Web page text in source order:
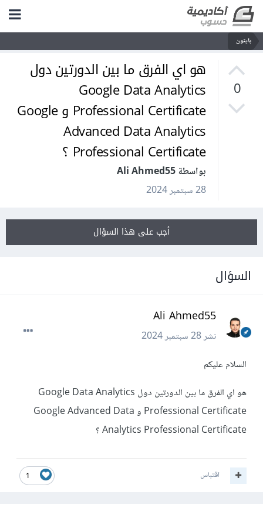
بايثون
0
هو اي الفرق ما بين الدورتين دول
Google Data Analytics
Professional Certificate و Google
Advanced Data Analytics
Professional Certificate ؟
بواسطة Ali Ahmed55
28 سبتمبر 2024
أجب على هذا السؤال
السؤال
Ali Ahmed55
نشر28 سبتمبر 2024
السلام عليكم
هو اي الفرق ما بين الدورتين دول Google Data Analytics
Professional Certificate و Google Advanced Data
Analytics Professional Certificate ؟
1 اقتباس